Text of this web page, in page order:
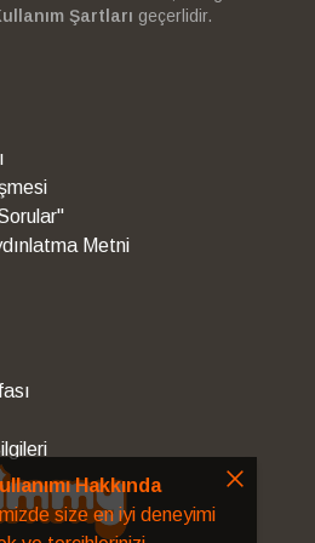
Hakkında
size en iyi deneyimi
Metni
Şartları geçerlidir.